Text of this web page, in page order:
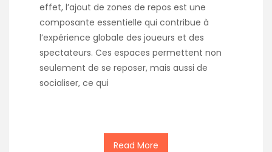
effet, l’ajout de zones de repos est une
composante essentielle qui contribue à
l’expérience globale des joueurs et des
spectateurs. Ces espaces permettent non
seulement de se reposer, mais aussi de
socialiser, ce qui
Read More